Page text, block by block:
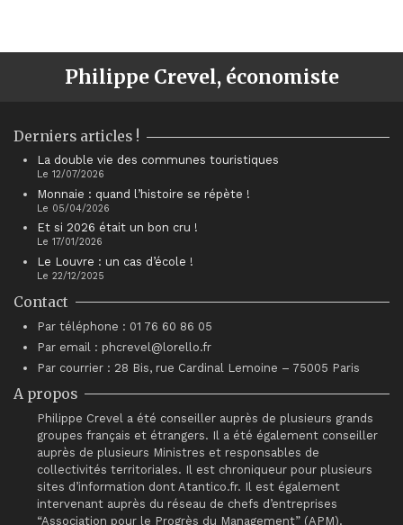
Philippe Crevel, économiste
Derniers articles !
La double vie des communes touristiques
Le 12/07/2026
Monnaie : quand l’histoire se répète !
Le 05/04/2026
Et si 2026 était un bon cru !
Le 17/01/2026
Le Louvre : un cas d’école !
Le 22/12/2025
Contact
Par téléphone : 01 76 60 86 05
Par email : phcrevel@lorello.fr
Par courrier : 28 Bis, rue Cardinal Lemoine – 75005 Paris
A propos
Philippe Crevel a été conseiller auprès de plusieurs grands
groupes français et étrangers. Il a été également conseiller
auprès de plusieurs Ministres et responsables de
collectivités territoriales. Il est chroniqueur pour plusieurs
sites d’information dont Atantico.fr. Il est également
intervenant auprès du réseau de chefs d’entreprises
“Association pour le Progrès du Management” (APM).